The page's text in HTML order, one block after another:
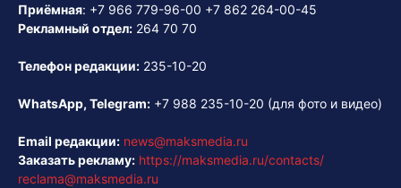
Приёмная: +7 966 779-96-00 +7 862 264-00-45
Рекламный отдел: 264 70 70
Телефон редакции: 235-10-20
WhatsApp, Telegram: +7 988 235-10-20 (для фото и видео)
Email редакции: news@maksmedia.ru
Заказать рекламу: https://maksmedia.ru/contacts/
reclama@maksmedia.ru